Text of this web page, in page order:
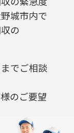
城市内で
の
でご相談
のご要望